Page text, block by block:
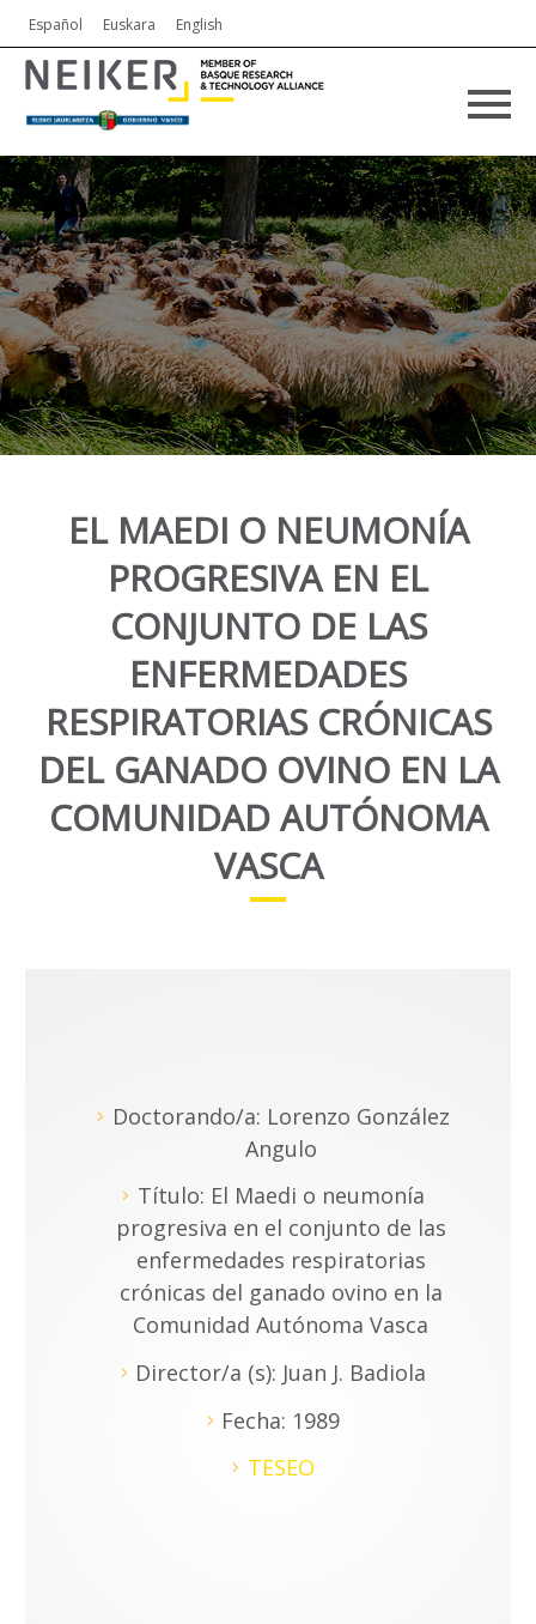
Español Euskara English
EL MAEDI O NEUMONÍA
PROGRESIVA EN EL
CONJUNTO DE LAS
ENFERMEDADES
RESPIRATORIAS CRÓNICAS
DEL GANADO OVINO EN LA
COMUNIDAD AUTÓNOMA
VASCA
Doctorando/a: Lorenzo González
Angulo
Título: El Maedi o neumonía
progresiva en el conjunto de las
enfermedades respiratorias
crónicas del ganado ovino en la
Comunidad Autónoma Vasca
Director/a (s): Juan J. Badiola
Fecha: 1989
TESEO